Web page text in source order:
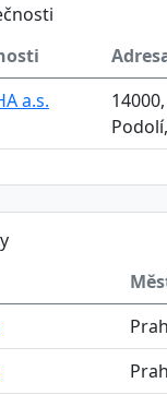
a.s.